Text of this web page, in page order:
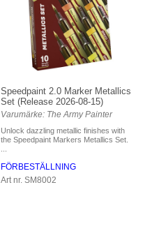
Speedpaint 2.0 Marker Metallics
Set (Release 2026-08-15)
Varumärke: The Army Painter
Unlock dazzling metallic finishes with
the Speedpaint Markers Metallics Set.
FÖRBESTÄLLNING
Art nr. SM8002